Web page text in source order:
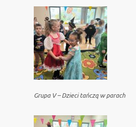
Grupa V – Dzieci tańczą w parach